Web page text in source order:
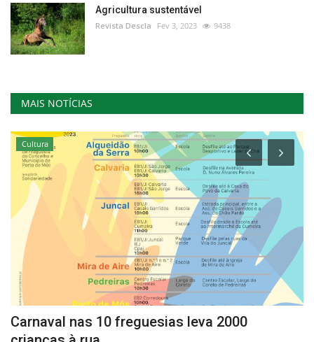
Agricultura sustentável
Revista Descla Fev 3, 2023 9438
MAIS NOTÍCIAS
Cultura
Carnaval nas 10 freguesias leva 2000